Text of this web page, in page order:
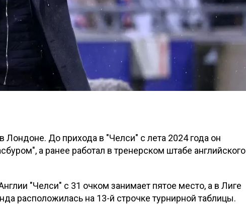
Лондоне. До прихода в "Челси" с лета 2024 года он
а ранее работал в тренерском штабе английского
"Челси" с 31 очком занимает пятое место, а в Лиге
расположилась на 13-й строчке турнирной таблицы.